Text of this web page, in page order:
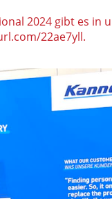
2024 gibt es in
22ae7yll.